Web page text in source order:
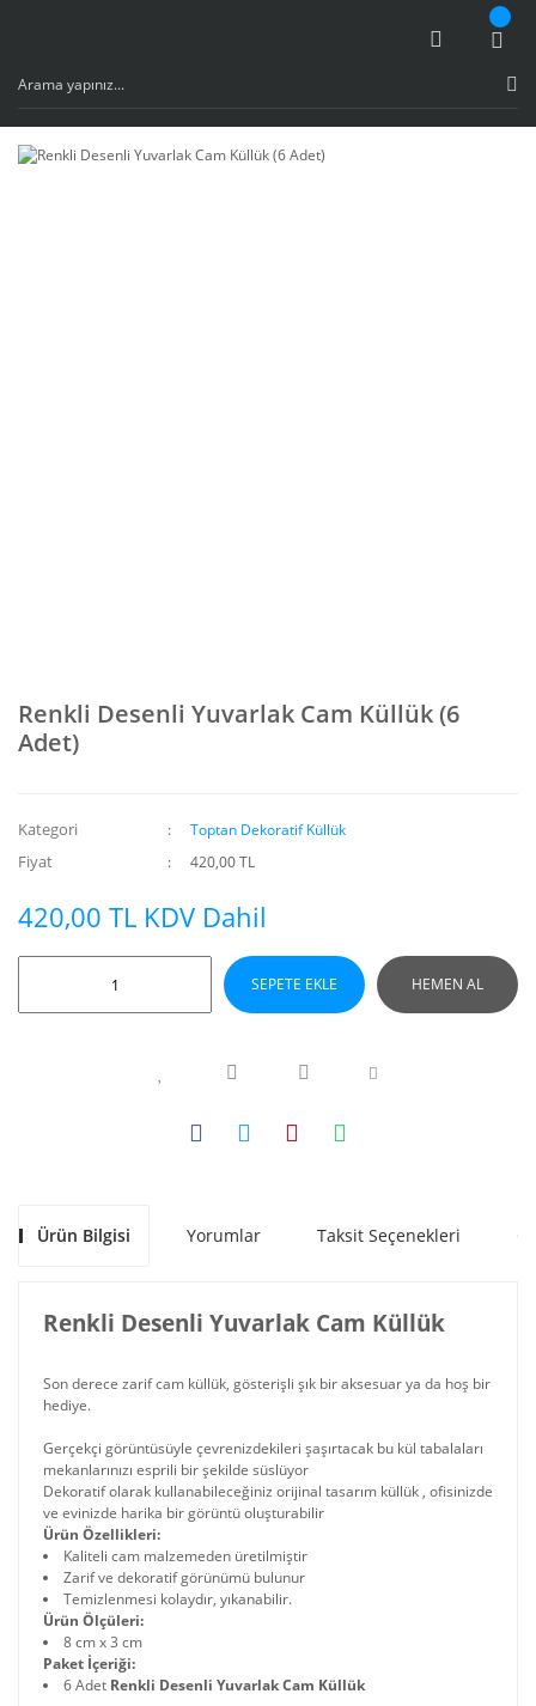
Renkli Desenli Yuvarlak Cam Küllük (6
Adet)
Kategori Toptan Dekoratif Küllük
Fiyat 420,00 TL
420,00 TL KDV Dahil
SEPETE EKLE HEMEN AL
Ürün Bilgisi Yorumlar Taksit Seçenekleri
Renkli Desenli Yuvarlak Cam Küllük
Son derece zarif cam küllük, gösterişli şık bir aksesuar ya da hoş bir
hediye.
Gerçekçi görüntüsüyle çevrenizdekileri şaşırtacak bu kül tabalaları
mekanlarınızı esprili bir şekilde süslüyor
Dekoratif olarak kullanabileceğiniz orijinal tasarım küllük , ofisinizde
ve evinizde harika bir görüntü oluşturabilir
Ürün Özellikleri:
Kaliteli cam malzemeden üretilmiştir
Zarif ve dekoratif görünümü bulunur
Temizlenmesi kolaydır, yıkanabilir.
Ürün Ölçüleri:
8 cm x 3 cm
Paket İçeriği:
6 Adet Renkli Desenli Yuvarlak Cam Küllük